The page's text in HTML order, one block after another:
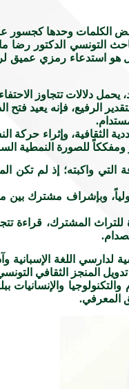
الكلمات وحدها كجسور
هو استدعاء رمزي عميق
دلالات تتجاوز
الرفيع، فإنه يعيد
الثقافية، وإثراء
ومفككاً للصورة النمطية
التي واكبته؛ إذ لم
وبإشراف مشترك بين
للتراث المشترك، قراءة
لدارسي اللغة
المنجز الثقافي
والتكنولوجيا
المعرفي.